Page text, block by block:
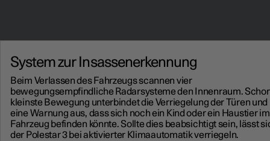
System zur Insassenerkennung
Beim Verlassen des Fahrzeugs scannen vier
bewegungsempfindliche Radarsysteme den Innenraum.
kleinste Bewegung unterbindet die Verriegelung der Türen und
eine Warnung aus, dass sich noch ein Kind oder ein Haustier im
Fahrzeug befinden könnte. Sollte dies beabsichtigt sein, lässt
der Polestar 3 bei aktivierter Klimaautomatik verriegeln.